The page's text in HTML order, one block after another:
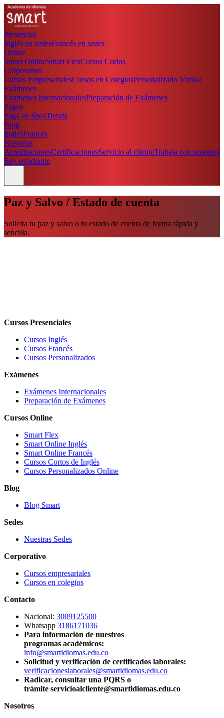
Presencial
Inglés en sedesFrancés en sedes
Online
Smart OnlineSmart FlexCursos Cortos
Corporativo
Cursos EmpresarialesCursos en ColegiosPersonalizado Virtual
Exámenes
Examenes InternacionalesPreparación de Exámenes
Pagos
Paga en líneaTienda
Blog
InglésFrancés
Nosotros
AcreditacionesCertificacionesServicio al clienteTrabaja con nosotros
Soy estudiante
Paz y Salvo / Estado de cuenta
Solicita tu paz y salvo o tu estado de cuenta de forma rápida y
sencilla.
Cursos Presenciales
Cursos Inglés
Cursos Francés
Cursos Personalizados
Exámenes
Exámenes Internacionales
Preparación de Exámenes
Cursos Online
Smart Flex
Smart Online Inglés
Smart Online Francés
Cursos Cortos de Inglés
Cursos Personalizados Online
Blog
Blog Smart
Sedes
Nuestras Sedes
Corporativo
Cursos empresariales
Cursos en colegios
Contacto
Nacional: 3009125500
Whatsapp 3186171036
Para información de nuestros
programas académicos:
info@smartidiomas.edu.co
Solicitud y verificación de certificados laborales:
verificacioneslaborales@smartidiomas.edu.co
Radicar, consultar una PQRS o
trámite servicioalcliente@smartidiomas.edu.co
Nosotros